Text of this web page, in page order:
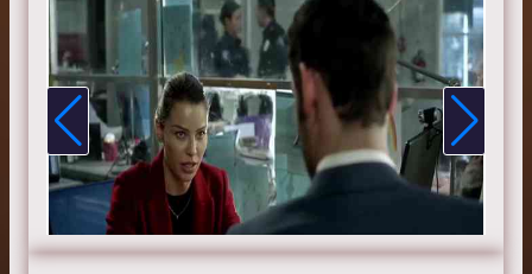
время. Ох и досталось же бедняге! Но, может, это и к
лучшему? Ведь друзья должны быть честными друг с
другом, даже если правда горька.
Режиссер: Луис Милито
Актеры:Том Эллис, Лорен Джерман, Кевин Алехандро,
Д. Б. Вудсайд, Лесли-Энн Брандт, Скарлетт Эстевес,
Кевин Ранкин, Рэйчел Харрис, Триша Хелфер, Айми
Гарсиа, Том Уэллинг, Инбар Лави и Брианна
Хильдебранд.